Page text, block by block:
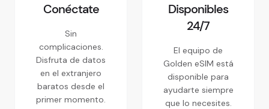
Conéctate
Sin
complicaciones.
Disfruta de datos
en el extranjero
baratos desde el
primer momento.
Disponibles
24/7
El equipo de
Golden eSIM está
disponible para
ayudarte siempre
que lo necesites.